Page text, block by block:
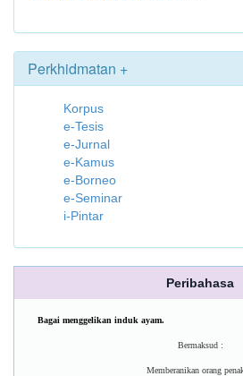
Perkhidmatan +
Korpus
e-Tesis
e-Jurnal
e-Kamus
e-Borneo
e-Seminar
i-Pintar
Peribahasa
Bagai menggelikan induk ayam.
Bermaksud :
Memberanikan orang